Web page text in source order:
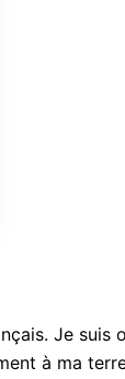
Je
à ma